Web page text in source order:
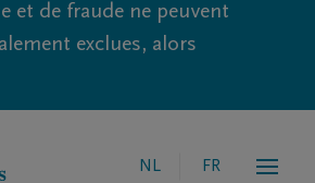
et de fraude ne peuvent
exclues, alors
NL FR